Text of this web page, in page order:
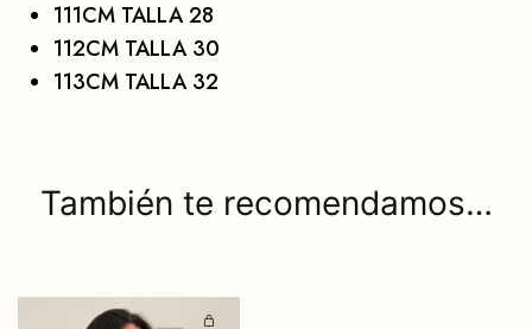
111CM TALLA 28
112CM TALLA 30
113CM TALLA 32
También te recomendamos…